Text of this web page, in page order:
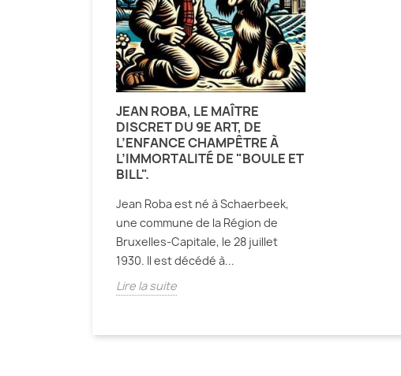
JEAN ROBA, LE MAÎTRE
DISCRET DU 9E ART, DE
L’ENFANCE CHAMPÊTRE À
L’IMMORTALITÉ DE "BOULE ET
BILL".
Jean Roba est né à Schaerbeek,
une commune de la Région de
Bruxelles-Capitale, le 28 juillet
1930. Il est décédé à...
Lire la suite